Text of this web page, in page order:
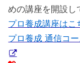
めの講座を開設し
プロ養成講座はこ
プロ養成 通信コ